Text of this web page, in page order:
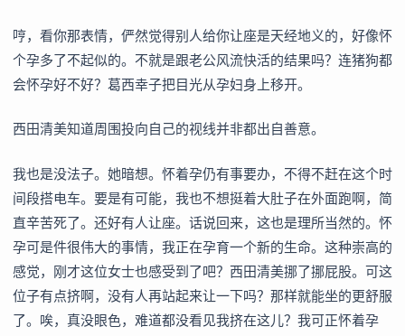
哼，看你那表情，俨然觉得别人给你让座是天经地义的，好像怀
个孕多了不起似的。不就是跟老公风流快活的结果吗？连猪狗都
会怀孕好不好？葛西幸子把目光从孕妇身上移开。
西田清美知道周围投向自己的视线并非都出自善意。
我也是没法子。她暗想。怀着孕仍有事要办，不得不赶在这个时
间段搭电车。要是有可能，我也不想挺着大肚子在外面跑啊，简
直辛苦死了。还好有人让座。话说回来，这也是理所当然的。怀
孕可是件很伟大的事情，我正在孕育一个新的生命。这种崇高的
感觉，刚才这位女士也感受到了吧？西田清美挪了挪屁股。可这
位子有点挤啊，没有人再站起来让一下吗？那样就能坐的更舒服
了。唉，真没眼色，难道都没看见我挤在这儿？我可正怀着孕